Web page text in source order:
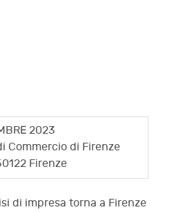
2023
Commercio di Firenze
Firenze
di impresa torna a Firenze